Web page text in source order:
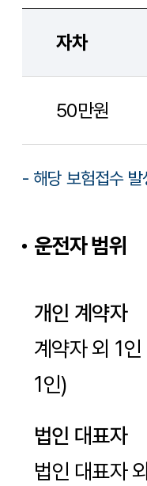
자차
50만원
- 해당 보험접수
운전자 범위
개인 계약자
계약자 외 1
1인)
법인 대표자
법인 대표자